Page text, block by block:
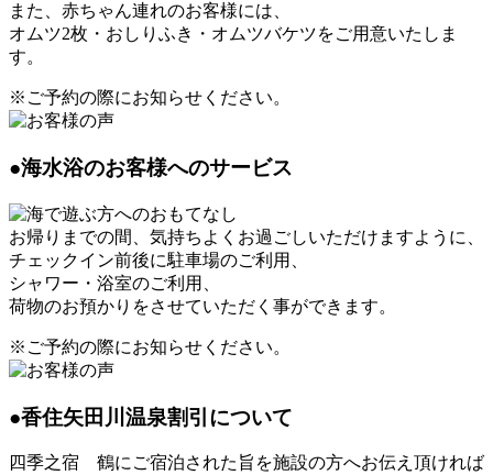
また、赤ちゃん連れのお客様には、
オムツ2枚・おしりふき・オムツバケツをご用意いたしま
す。
※ご予約の際にお知らせください。
●海水浴のお客様へのサービス
お帰りまでの間、気持ちよくお過ごしいただけますように、
チェックイン前後に駐車場のご利用、
シャワー・浴室のご利用、
荷物のお預かり をさせていただく事ができます。
※ご予約の際にお知らせください。
●香住矢田川温泉割引について
四季之宿 鶴にご宿泊された旨を施設の方へお伝え頂ければ